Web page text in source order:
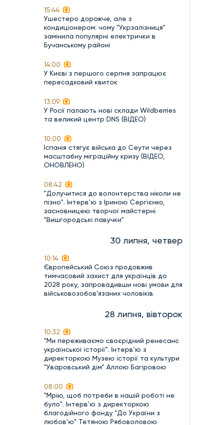
15:44
Ушестеро дорожче, але з
кондиціонером: чому "Укрзалізниця"
замінила популярні електрички в
Бучанському районі
14:00
У Києві з першого серпня запрацює
пересадковий квиток
13:09
У Росії палають нові склади Wildberries
та великий центр DNS (ВІДЕО)
10:00
Іспанія стягує війська до Сеути через
масштабну міграційну кризу (ВІДЕО,
ОНОВЛЕНО)
08:42
"Долучитися до волонтерства ніколи не
пізно". Інтерв’ю з Іриною Сергієнко,
засновницею творчої майстерні
"Вишгородські павучки"
30 липня, четвер
10:14
Європейський Союз продовжив
тимчасовий захист для українців до
2028 року, запровадивши нові умови для
військовозобов'язаних чоловіків
28 липня, вівторок
10:32
"Ми переживаємо своєрідний ренесанс
української історії". Інтерв’ю з
директоркою Музею історії та культури
"Уваровський дім" Аллою Багіровою
08:00
"Мрію, щоб потреби в нашій роботі не
було". Інтерв’ю з директоркою
благодійного фонду "До України з
любов’ю" Тетяною Рябоволовою